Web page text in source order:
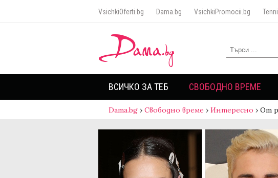
VsichkiOferti.bg Dama.bg VsichkiPromocii.bg
ВСИЧКО ЗА ТЕБ СВОБОДНО ВРЕМЕ
Dama.bg › Свободно време › Интересно › От